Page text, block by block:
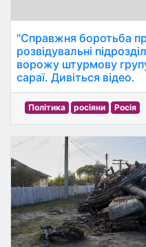
"Справжня боротьба
розвідувальні
ворожу штурмову
сараї. Дивіться відео.
Політика росіяни Росія